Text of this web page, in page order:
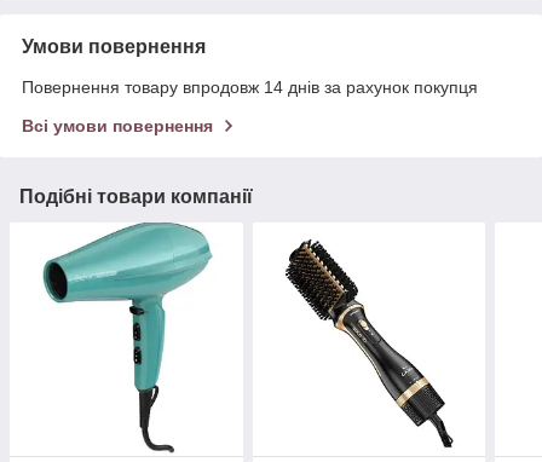
Умови повернення
Повернення товару впродовж 14 днів за рахунок покупця
Всі умови повернення
Подібні товари компанії